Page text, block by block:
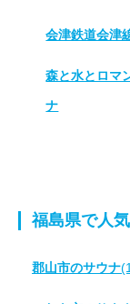
会津鉄道会津
森と水とロマ
ナ
福島県で人
郡山市のサウナ